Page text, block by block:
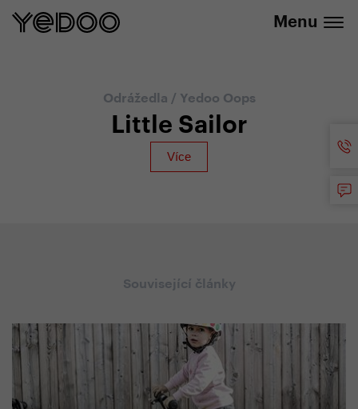
Menu
Odrážedla / Yedoo Oops
Little Sailor
Související články